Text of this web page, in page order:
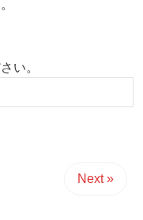
い。
Next »